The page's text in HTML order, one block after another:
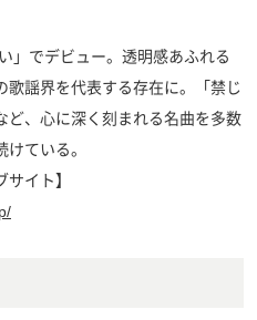
」でデビュー。透明感あふれる
謡界を代表する存在に。「禁じ
ど、心に深く刻まれる名曲を多数
ている。
サイト】